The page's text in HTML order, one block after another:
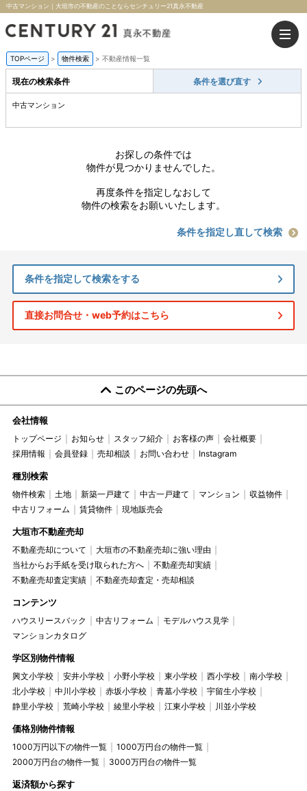
中古マンション｜大垣市の不動産のことならセンチュリー21真永不動産
TOPページ > 物件検索 > 不動産情報一覧
現在の検索条件 条件を選び直す
中古マンション
お探しの条件では
物件が見つかりませんでした。
再度条件を指定しなおして
物件の検索をお願いいたします。
条件を指定し直して検索
条件を指定して検索をする
直接お問合せ・web予約はこちら
このページの先頭へ
会社情報
トップページ お知らせ スタッフ紹介 お客様の声
会社概要
採用情報
会員登録 売却相談 お問い合わせ Instagram
種別検索
物件検索 土地 新築一戸建て 中古一戸建て マンション
収益物件
中古リフォーム
賃貸物件 現地販売会
大垣市不動産売却
不動産売却について
大垣市の不動産売却に強い理由
当社からお手紙を受け取られた方へ
不動産売却実績
不動産売却査定実績
不動産売却査定・売却相談
コンテンツ
ハウスリースバック 中古リフォーム
モデルハウス見学
マンションカタログ
学区別物件情報
興文小学校 安井小学校 小野小学校 東小学校 西小学校
南小学校
北小学校
中川小学校 赤坂小学校 青墓小学校
宇留生小学校
静里小学校
荒崎小学校 綾里小学校 江東小学校 川並小学校
価格別物件情報
1000万円以下の物件一覧
1000万円台の物件一覧
2000万円台の物件一覧
3000万円台の物件一覧
返済額から探す